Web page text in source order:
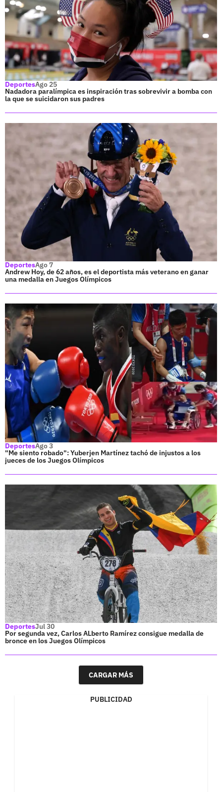
DeportesAgo 25
Nadadora paralímpica es inspiración tras sobrevivir a bomba con
la que se suicidaron sus padres
DeportesAgo 7
Andrew Hoy, de 62 años, es el deportista más veterano en ganar
una medalla en Juegos Olímpicos
DeportesAgo 3
"Me siento robado": Yuberjen Martínez tachó de injustos a los
jueces de los Juegos Olímpicos
DeportesJul 30
Por segunda vez, Carlos ALberto Ramírez consigue medalla de
bronce en los Juegos Olímpicos
CARGAR MÁS
PUBLICIDAD